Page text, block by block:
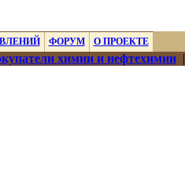
ФОРУМ О ПРОЕКТЕ
химии и нефтехимии|